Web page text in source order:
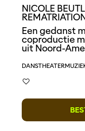
NICOLE
Een gedanst
coproductie
uit Noord-
DANSTHEATER